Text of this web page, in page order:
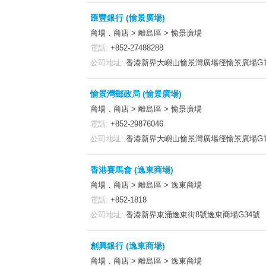
匯豐銀行 (愉景廣場)
商場．商店 > 離島區 > 愉景廣場
電話: +852-27488288
公司地址: 香港新界大嶼山愉景灣廣場徑愉景廣場
愉景灣郵政局 (愉景廣場)
商場．商店 > 離島區 > 愉景廣場
電話: +852-29876046
公司地址: 香港新界大嶼山愉景灣廣場徑愉景廣場
香港賽馬會 (逸東商場)
商場．商店 > 離島區 > 逸東商場
電話: +852-1818
公司地址: 香港新界東涌逸東街8號逸東商場G34號
創興銀行 (逸東商場)
商場．商店 > 離島區 > 逸東商場